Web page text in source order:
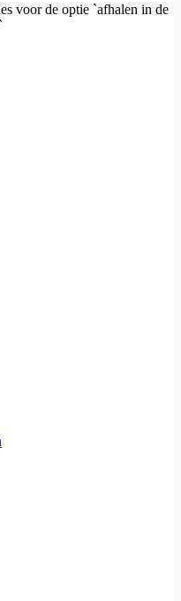
voor de optie `afhalen in de